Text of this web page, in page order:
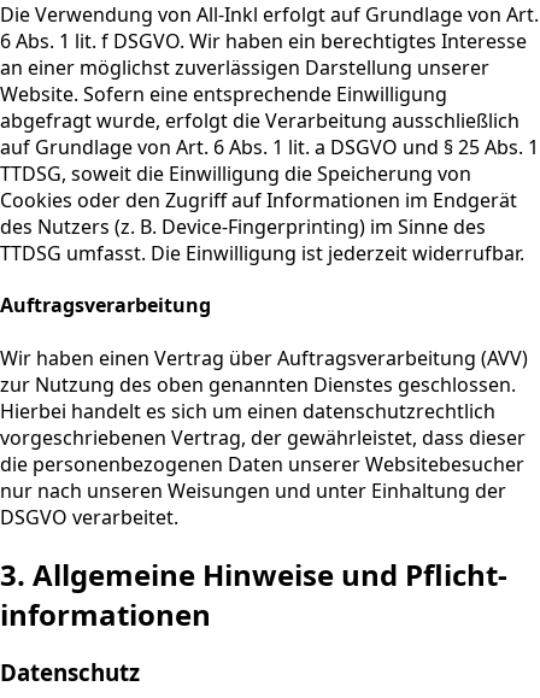
Die Verwendung von All-Inkl erfolgt auf Grundlage von Art.
6 Abs. 1 lit. f DSGVO. Wir haben ein berechtigtes Interesse
an einer möglichst zuverlässigen Darstellung unserer
Website. Sofern eine entsprechende Einwilligung
abgefragt wurde, erfolgt die Verarbeitung ausschließlich
auf Grundlage von Art. 6 Abs. 1 lit. a DSGVO und § 25 Abs. 1
TTDSG, soweit die Einwilligung die Speicherung von
Cookies oder den Zugriff auf Informationen im Endgerät
des Nutzers (z. B. Device-Fingerprinting) im Sinne des
TTDSG umfasst. Die Einwilligung ist jederzeit widerrufbar.
Auftrags­verarbeitung
Wir haben einen Vertrag über Auftragsverarbeitung (AVV)
zur Nutzung des oben genannten Dienstes geschlossen.
Hierbei handelt es sich um einen datenschutzrechtlich
vorgeschriebenen Vertrag, der gewährleistet, dass dieser
die personenbezogenen Daten unserer Websitebesucher
nur nach unseren Weisungen und unter Einhaltung der
DSGVO verarbeitet.
3. Allgemeine Hinweise und Pflicht­
informationen
Datenschutz